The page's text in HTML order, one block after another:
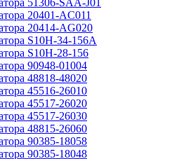
51306-SAA-J01
20401-AC011
20414-AG020
S10H-34-156A
S10H-28-156
90948-01004
48818-48020
45516-26010
45517-26020
45517-26030
48815-26060
90385-18058
90385-18048